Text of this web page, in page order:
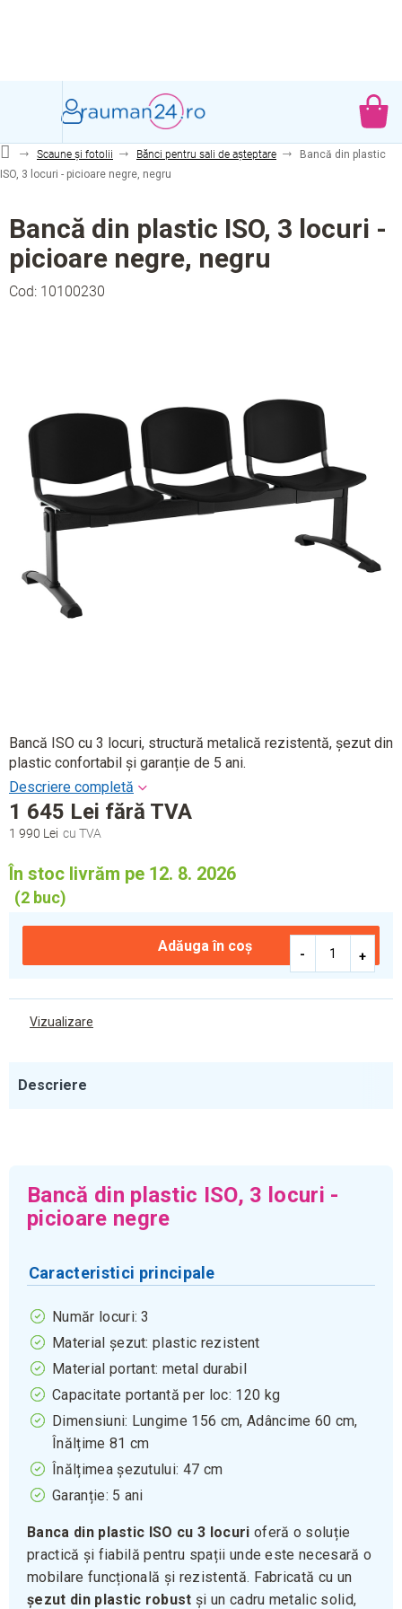
DE
Scaune și fotolii Bănci pentru sali de așteptare
Bancă din plastic
ISO, 3 locuri - picioare negre, negru
Bancă din plastic ISO, 3 locuri -
picioare negre, negru
Cod: 10100230
Bancă ISO cu 3 locuri, structură metalică rezistentă, șezut din
plastic confortabil și garanție de 5 ani.
1 990 Lei
1 645 Lei fără TVA
Evaluare
În stoc livrăm pe 12. 8. 2026
(2 buc)
Adăuga în coş
Vizualizare
Descriere
Bancă din plastic ISO, 3 locuri -
picioare negre
Caracteristici principale
Număr locuri: 3
Material șezut: plastic rezistent
Material portant: metal durabil
Capacitate portantă per loc: 120 kg
Dimensiuni: Lungime 156 cm, Adâncime 60 cm,
Înălțime 81 cm
Înălțimea șezutului: 47 cm
Garanție: 5 ani
Banca din plastic ISO cu 3 locuri oferă o soluție
practică și fiabilă pentru spații unde este necesară o
mobilare funcțională și rezistentă. Fabricată cu un
șezut din plastic robust și un cadru metalic solid,